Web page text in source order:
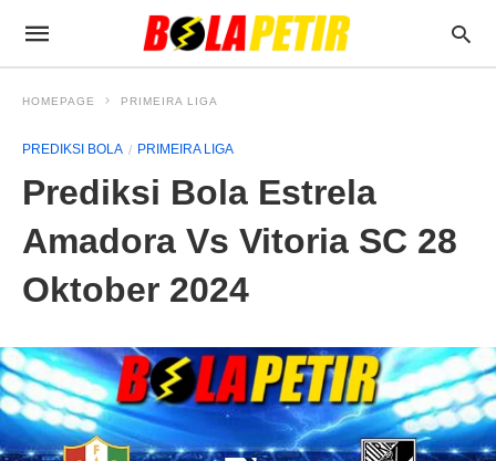
HOMEPAGE PRIMEIRA LIGA
PREDIKSI BOLA PRIMEIRA LIGA
Prediksi Bola Estrela
Amadora Vs Vitoria SC 28
Oktober 2024